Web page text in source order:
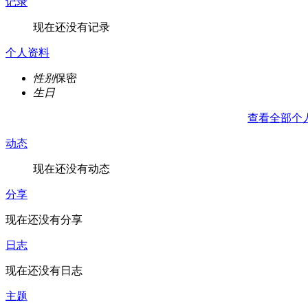
现在还没有记录
个人资料
性别保密
生日
查看全部个
动态
现在还没有动态
分享
现在还没有分享
日志
现在还没有日志
主题